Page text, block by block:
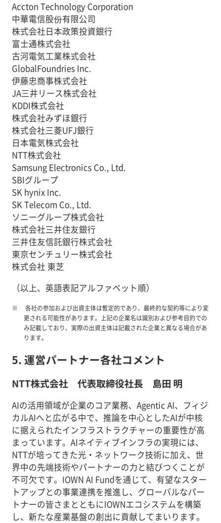
Accton Technology Corporation
中華電信股份有限公司
株式会社日本政策投資銀行
富士通株式会社
古河電気工業株式会社
GlobalFoundries Inc.
伊藤忠商事株式会社
JA三井リース株式会社
KDDI株式会社
株式会社みずほ銀行
株式会社三菱UFJ銀行
日本電気株式会社
NTT株式会社
Samsung Electronics Co., Ltd.
SBIグループ
SK hynix Inc.
SK Telecom Co., Ltd.
ソニーグループ株式会社
株式会社三井住友銀行
三井住友信託銀行株式会社
東京センチュリー株式会社
株式会社 東芝
（以上、英語表記アルファベット順）
各社の参加および出資主体は暫定的であり、最終的な契約等により変
更される可能性があります。上記の企業名は識別および参考目的での
み記載しており、実際の出資主体は記載された企業と異なる場合があ
ります。
5. 運営パートナー各社コメント
NTT株式会社 代表取締役社長 島田 明
AIの活用領域が企業のコア業務、Agentic AI、フィジ
カルAIへと広がる中で、推論を中心としたAIが中核
に据えられたインフラストラクチャーの重要性が高
まっています。AIネイティブインフラの実現には、
NTTが培ってきた光・ネットワーク技術に加え、世
界中の先端技術やパートナーの力と結びつくことが
不可欠です。IOWN AI Fundを通じて、有望なスター
トアップとの事業連携を推進し、グローバルなパー
トナーの皆さまとともにIOWNエコシステムを構築
し、新たな産業基盤の創出に貢献してまいります。